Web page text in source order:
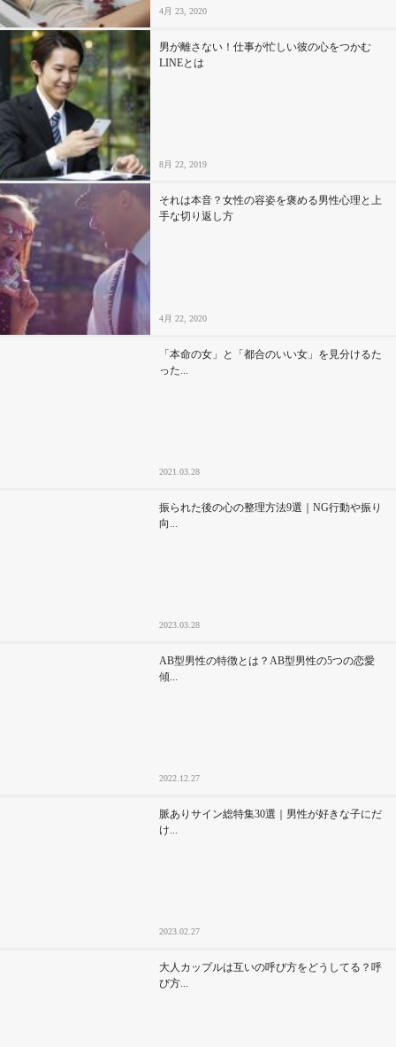
4月 23, 2020
男が離さない！仕事が忙しい彼の心をつかむ
LINEとは
8月 22, 2019
それは本音？女性の容姿を褒める男性心理と上
手な切り返し方
4月 22, 2020
「本命の女」と「都合のいい女」を見分けるた
った...
2021.03.28
振られた後の心の整理方法9選｜NG行動や振り
向...
2023.03.28
AB型男性の特徴とは？AB型男性の5つの恋愛
傾...
2022.12.27
脈ありサイン総特集30選｜男性が好きな子にだ
け...
2023.02.27
大人カップルは互いの呼び方をどうしてる？呼
び方...